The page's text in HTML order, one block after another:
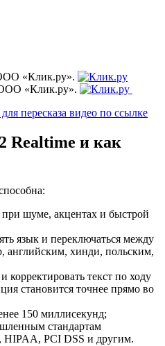
«Клик.ру».
«Клик.ру».
пересказа видео по ссылке
Realtime и как
при шуме, акцентах и быстрой
язык и переключаться между
английским, хинди, польским,
корректировать текст по ходу
становится точнее прямо во
150 миллисекунд;
стандартам
HIPAA, PCI DSS и другим.